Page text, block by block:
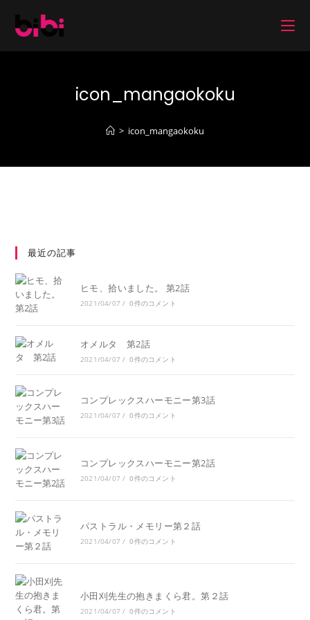
プ
icon_mangaokoku
> icon_mangaokoku
最近の記事
ヒモ、拾いました。 第2話
2021/04/07 / 0件のコメント
オメルタ 第2話
2021/04/07 / 0件のコメント
コンプレックスハーモニー第3話
2021/04/07 / 0件のコメント
コンプレックスハーモニー第2話
2021/04/07 / 0件のコメント
パストラル・メモリー第２話
2021/04/07 / 0件のコメント
小田刈先生の抱きまくら君。第２話
2021/04/07 / 0件のコメント